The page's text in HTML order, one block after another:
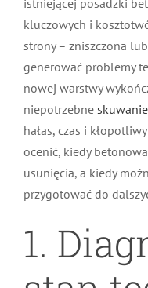
istniejącej posadzki
kluczowych i
strony – zniszczona
generować problemy
nowej warstwy
niepotrzebne
hałas, czas i
ocenić, kiedy
usunięcia, a kiedy
przygotować do
1.